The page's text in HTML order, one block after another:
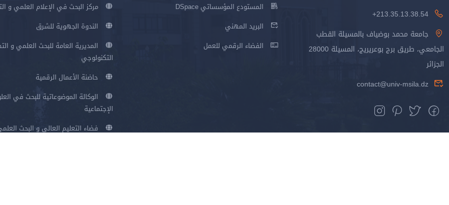
213.35.13.38.54+
جامعة محمد بوضياف بالمسيلة القطب
الجامعي، طريق برج بوعريريج، المسيلة 28000
الجزائر
contact@univ-msila.dz
المستودع المؤسساتي DSpace
البريد المهني
الفضاء الرقمي للعمل
مركز البحث في الإعلام العلمي و
الندوة الجهوية للشرق
المديرية العامة للبحث العلمي و
التكنولوجي
حاضنة الأعمال الرقمية
الوكالة الموضوعاتية للبحث في
الإجتماعية
فضاء التعليم العالي و البحث